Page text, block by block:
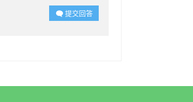
 提交回答